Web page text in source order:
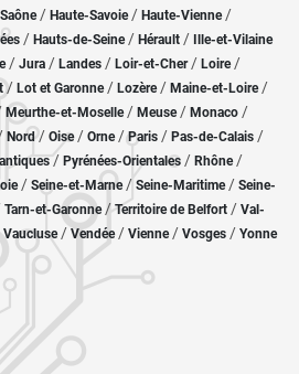
/ Haute-Savoie/ Haute-Vienne/
/ Hauts-de-Seine/ Hérault / Ille-et-Vilaine
/ Jura / Landes / Loir-et-Cher/ Loire/
/ Lot et Garonne/ Lozère / Maine-et-Loire/
Meurthe-et-Moselle/ Meuse/ Monaco /
Nord/ Oise / Orne/Paris / Pas-de-Calais /
/ Pyrénées-Orientales / Rhône/
/ Seine-et-Marne/ Seine-Maritime/ Seine-
Tarn-et-Garonne/Territoire de Belfort / Val-
Vaucluse/ Vendée/ Vienne/ Vosges / Yonne